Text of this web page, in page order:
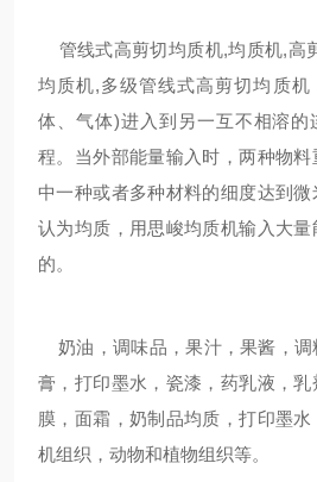
管线式高剪切均质机,均质机,高
均质机,多级管线式高剪切均质机
体、气体)进入到另一互不相溶的
程。当外部能量输入时，两种物
中一种或者多种材料的细度达到
认为均质，用思峻均质机输入大量
的。
奶油，调味品，果汁，果酱，
膏，打印墨水，瓷漆，药乳液，
膜，面霜，奶制品均质，打印墨
机组织，动物和植物组织等。